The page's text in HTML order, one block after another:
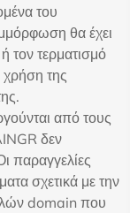
του
θα έχει
τον τερματισμό
χρήση της
από τους
δεν
παραγγελίες
σχετικά με την
domain που